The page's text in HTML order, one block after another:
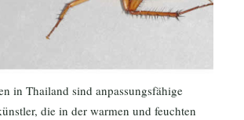
in Thailand sind anpassungsfähige
die in der warmen und feuchten